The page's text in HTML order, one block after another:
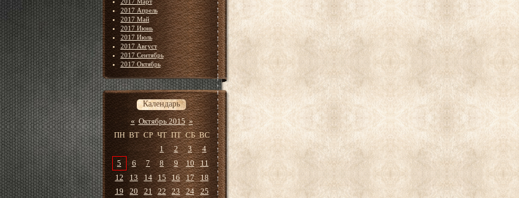
2017 Апрель
2017 Май
2017 Июнь
2017 Июль
2017 Август
2017 Сентябрь
2017 Октябрь
Календарь
« Октябрь 2015 »
ПН ВТ СР ЧТ ПТ СБ ВС
1
2 3
4
5
6 7 8 9 10
11
12
13 14 15 16 17
18
19
20 21 22 23 24
25